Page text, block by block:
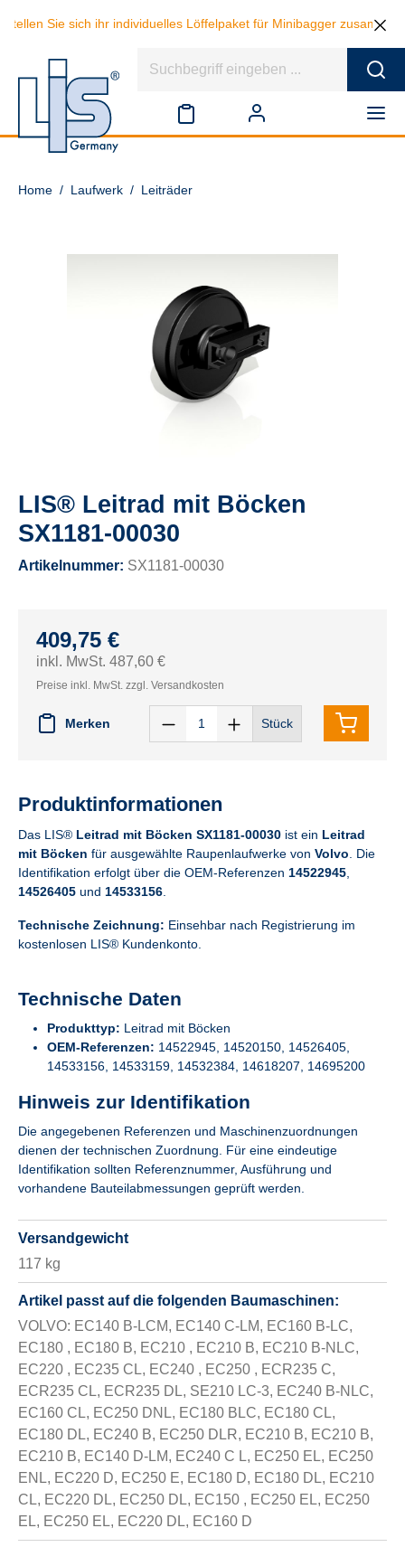
Sie sich ihr individuelles Löffelpaket für Minibagger zusammen
Home / Laufwerk / Leiträder
LIS® Leitrad mit Böcken
SX1181-00030
Artikelnummer: SX1181-00030
409,75 €
inkl. MwSt. 487,60 €
Preise inkl. MwSt. zzgl. Versandkosten
Merken Stück
Produktinformationen
Das LIS® Leitrad mit Böcken SX1181-00030 ist ein Leitrad
mit Böcken für ausgewählte Raupenlaufwerke von Volvo . Die
Identifikation erfolgt über die OEM-Referenzen 14522945
14526405 und 14533156
Technische Zeichnung: Einsehbar nach Registrierung im
kostenlosen LIS® Kundenkonto.
Technische Daten
Produkttyp: Leitrad mit Böcken
OEM-Referenzen: 14522945, 14520150, 14526405,
14533156, 14533159, 14532384, 14618207, 14695200
Hinweis zur Identifikation
Die angegebenen Referenzen und Maschinenzuordnungen
dienen der technischen Zuordnung. Für eine eindeutige
Identifikation sollten Referenznummer, Ausführung und
vorhandene Bauteilabmessungen geprüft werden.
Versandgewicht
117 kg
Artikel passt auf die folgenden Baumaschinen:
VOLVO: EC140 B-LCM, EC140 C-LM, EC160 B-LC,
EC180 , EC180 B, EC210 , EC210 B, EC210 B-NLC,
EC220 , EC235 CL, EC240 , EC250 , ECR235 C,
ECR235 CL, ECR235 DL, SE210 LC-3, EC240 B-NLC,
EC160 CL, EC250 DNL, EC180 BLC, EC180 CL,
EC180 DL, EC240 B, EC250 DLR, EC210 B, EC210 B,
EC210 B, EC140 D-LM, EC240 C L, EC250 EL, EC250
ENL, EC220 D, EC250 E, EC180 D, EC180 DL, EC210
CL, EC220 DL, EC250 DL, EC150 , EC250 EL, EC250
EL, EC250 EL, EC220 DL, EC160 D